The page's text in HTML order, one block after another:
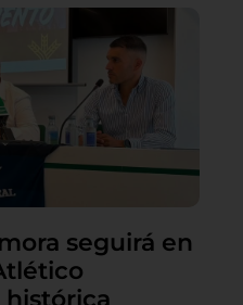
seguirá en
histórica